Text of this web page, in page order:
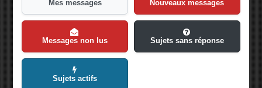
Mes messages Nouveaux messages
Messages non lus Sujets sans réponse
Sujets actifs